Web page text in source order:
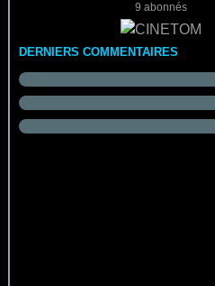
9 abonnés
DERNIERS COMMENTAIRES